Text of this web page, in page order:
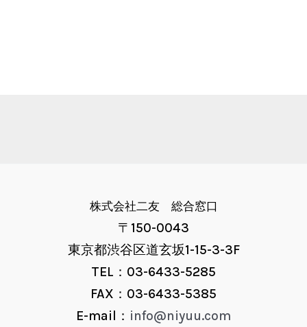
株式会社二友 総合窓口
〒150-0043
東京都渋谷区道玄坂1-15-3-3F
TEL：03-6433-5285
FAX：03-6433-5385
E-mail： info@niyuu.com